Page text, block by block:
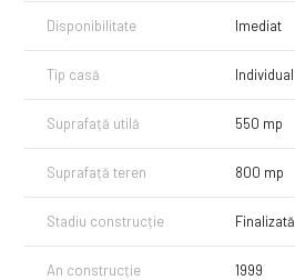
Disponibilitate Imediat
Tip casă Individual
Suprafață utilă 550 mp
Suprafață teren 800 mp
Stadiu construcție Finalizată
An construcție 1999